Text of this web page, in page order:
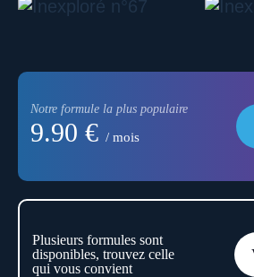
Notre formule la plus populaire
9.90 € / mois
Plusieurs formules sont
disponibles, trouvez celle
qui vous convient